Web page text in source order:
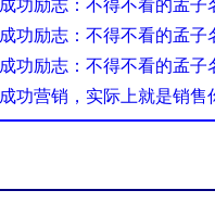
成功励志：不得不看的孟
成功励志：不得不看的孟
成功励志：不得不看的孟
成功营销，实际上就是销